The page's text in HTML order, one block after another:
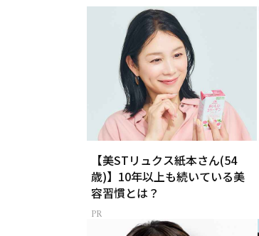
【美STリュクス紙本さん(54
歳)】10年以上も続いている美
容習慣とは？